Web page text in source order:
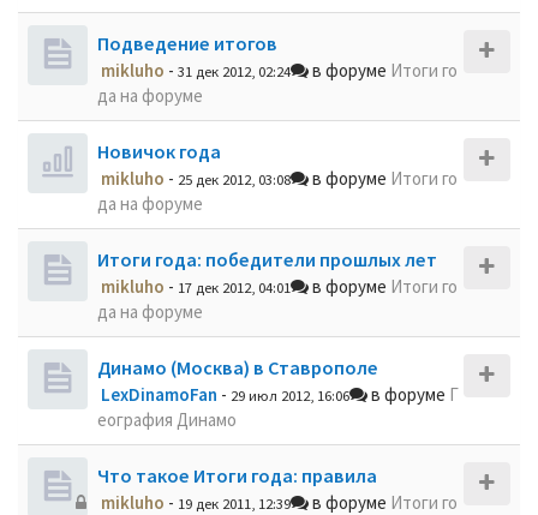
Подведение итогов
mikluho - 31 дек 2012, 02:24 в форуме Итоги го
да на форуме
Новичок года
mikluho - 25 дек 2012, 03:08 в форуме Итоги го
да на форуме
Итоги года: победители прошлых лет
mikluho - 17 дек 2012, 04:01 в форуме Итоги го
да на форуме
Динамо (Москва) в Ставрополе
LexDinamoFan - 29 июл 2012, 16:06 в форуме Г
еография Динамо
Что такое Итоги года: правила
mikluho - 19 дек 2011, 12:39 в форуме Итоги го